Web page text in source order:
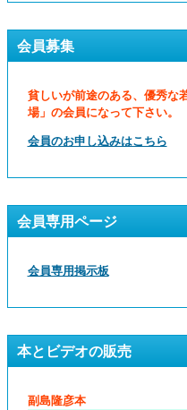
会員募集
貧しいが前途のある、優秀な
場」の会員になって下さい。
会員のお申し込みはこちら
会員専用ページ
会員専用掲示板
本とビデオの販売
副島隆彦本